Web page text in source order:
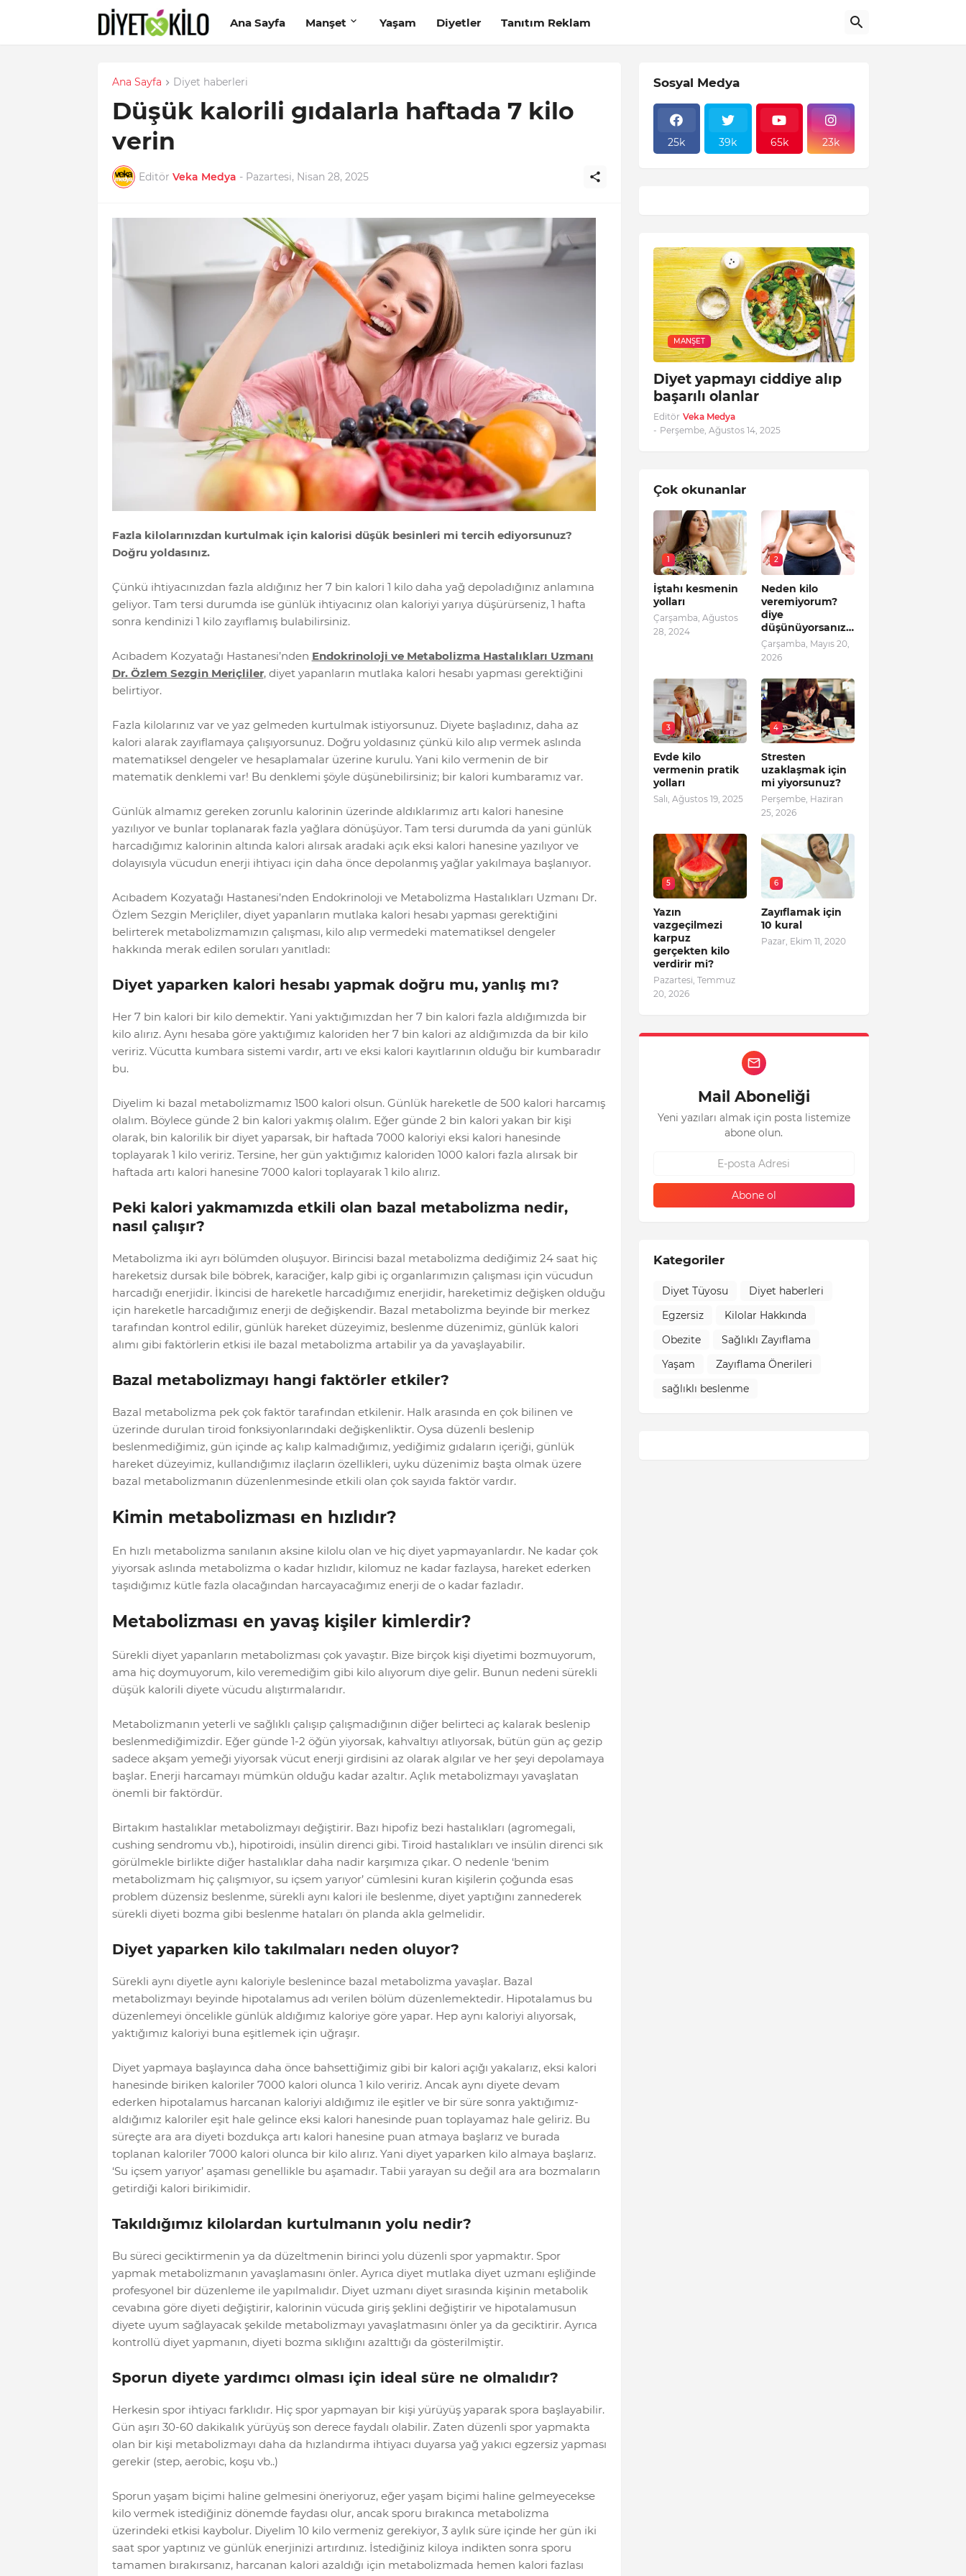
Ana Sayfa Manşet Yaşam Diyetler Tanıtım Reklam
Ana Sayfa Diyet haberleri
Düşük kalorili gıdalarla haftada 7 kilo
verin
Editör Veka Medya - Pazartesi, Nisan 28, 2025
Fazla kilolarınızdan kurtulmak için kalorisi düşük besinleri mi tercih ediyorsunuz?
Doğru yoldasınız.
Çünkü ihtiyacınızdan fazla aldığınız her 7 bin kalori 1 kilo daha yağ depoladığınız anlamına
geliyor. Tam tersi durumda ise günlük ihtiyacınız olan kaloriyi yarıya düşürürseniz, 1 hafta
sonra kendinizi 1 kilo zayıflamış bulabilirsiniz.
Acıbadem Kozyatağı Hastanesi’nden Endokrinoloji ve Metabolizma Hastalıkları Uzmanı
Dr. Özlem Sezgin Meriçliler, diyet yapanların mutlaka kalori hesabı yapması gerektiğini
belirtiyor.
Fazla kilolarınız var ve yaz gelmeden kurtulmak istiyorsunuz. Diyete başladınız, daha az
kalori alarak zayıflamaya çalışıyorsunuz. Doğru yoldasınız çünkü kilo alıp vermek aslında
matematiksel dengeler ve hesaplamalar üzerine kurulu. Yani kilo vermenin de bir
matematik denklemi var! Bu denklemi şöyle düşünebilirsiniz; bir kalori kumbaramız var.
Günlük almamız gereken zorunlu kalorinin üzerinde aldıklarımız artı kalori hanesine
yazılıyor ve bunlar toplanarak fazla yağlara dönüşüyor. Tam tersi durumda da yani günlük
harcadığımız kalorinin altında kalori alırsak aradaki açık eksi kalori hanesine yazılıyor ve
dolayısıyla vücudun enerji ihtiyacı için daha önce depolanmış yağlar yakılmaya başlanıyor.
Acıbadem Kozyatağı Hastanesi’nden Endokrinoloji ve Metabolizma Hastalıkları Uzmanı Dr.
Özlem Sezgin Meriçliler, diyet yapanların mutlaka kalori hesabı yapması gerektiğini
belirterek metabolizmamızın çalışması, kilo alıp vermedeki matematiksel dengeler
hakkında merak edilen soruları yanıtladı:
Diyet yaparken kalori hesabı yapmak doğru mu, yanlış mı?
Her 7 bin kalori bir kilo demektir. Yani yaktığımızdan her 7 bin kalori fazla aldığımızda bir
kilo alırız. Aynı hesaba göre yaktığımız kaloriden her 7 bin kalori az aldığımızda da bir kilo
veririz. Vücutta kumbara sistemi vardır, artı ve eksi kalori kayıtlarının olduğu bir kumbaradır
bu.
Diyelim ki bazal metabolizmamız 1500 kalori olsun. Günlük hareketle de 500 kalori harcamış
olalım. Böylece günde 2 bin kalori yakmış olalım. Eğer günde 2 bin kalori yakan bir kişi
olarak, bin kalorilik bir diyet yaparsak, bir haftada 7000 kaloriyi eksi kalori hanesinde
toplayarak 1 kilo veririz. Tersine, her gün yaktığımız kaloriden 1000 kalori fazla alırsak bir
haftada artı kalori hanesine 7000 kalori toplayarak 1 kilo alırız.
Peki kalori yakmamızda etkili olan bazal metabolizma nedir,
nasıl çalışır?
Metabolizma iki ayrı bölümden oluşuyor. Birincisi bazal metabolizma dediğimiz 24 saat hiç
hareketsiz dursak bile böbrek, karaciğer, kalp gibi iç organlarımızın çalışması için vücudun
harcadığı enerjidir. İkincisi de hareketle harcadığımız enerjidir, hareketimiz değişken olduğu
için hareketle harcadığımız enerji de değişkendir. Bazal metabolizma beyinde bir merkez
tarafından kontrol edilir, günlük hareket düzeyimiz, beslenme düzenimiz, günlük kalori
alımı gibi faktörlerin etkisi ile bazal metabolizma artabilir ya da yavaşlayabilir.
Bazal metabolizmayı hangi faktörler etkiler?
Bazal metabolizma pek çok faktör tarafından etkilenir. Halk arasında en çok bilinen ve
üzerinde durulan tiroid fonksiyonlarındaki değişkenliktir. Oysa düzenli beslenip
beslenmediğimiz, gün içinde aç kalıp kalmadığımız, yediğimiz gıdaların içeriği, günlük
hareket düzeyimiz, kullandığımız ilaçların özellikleri, uyku düzenimiz başta olmak üzere
bazal metabolizmanın düzenlenmesinde etkili olan çok sayıda faktör vardır.
Kimin metabolizması en hızlıdır?
En hızlı metabolizma sanılanın aksine kilolu olan ve hiç diyet yapmayanlardır. Ne kadar çok
yiyorsak aslında metabolizma o kadar hızlıdır, kilomuz ne kadar fazlaysa, hareket ederken
taşıdığımız kütle fazla olacağından harcayacağımız enerji de o kadar fazladır.
Metabolizması en yavaş kişiler kimlerdir?
Sürekli diyet yapanların metabolizması çok yavaştır. Bize birçok kişi diyetimi bozmuyorum,
ama hiç doymuyorum, kilo veremediğim gibi kilo alıyorum diye gelir. Bunun nedeni sürekli
düşük kalorili diyete vücudu alıştırmalarıdır.
Metabolizmanın yeterli ve sağlıklı çalışıp çalışmadığının diğer belirteci aç kalarak beslenip
beslenmediğimizdir. Eğer günde 1-2 öğün yiyorsak, kahvaltıyı atlıyorsak, bütün gün aç gezip
sadece akşam yemeği yiyorsak vücut enerji girdisini az olarak algılar ve her şeyi depolamaya
başlar. Enerji harcamayı mümkün olduğu kadar azaltır. Açlık metabolizmayı yavaşlatan
önemli bir faktördür.
Birtakım hastalıklar metabolizmayı değiştirir. Bazı hipofiz bezi hastalıkları (agromegali,
cushing sendromu vb.), hipotiroidi, insülin direnci gibi. Tiroid hastalıkları ve insülin direnci sık
görülmekle birlikte diğer hastalıklar daha nadir karşımıza çıkar. O nedenle ‘benim
metabolizmam hiç çalışmıyor, su içsem yarıyor’ cümlesini kuran kişilerin çoğunda esas
problem düzensiz beslenme, sürekli aynı kalori ile beslenme, diyet yaptığını zannederek
sürekli diyeti bozma gibi beslenme hataları ön planda akla gelmelidir.
Diyet yaparken kilo takılmaları neden oluyor?
Sürekli aynı diyetle aynı kaloriyle beslenince bazal metabolizma yavaşlar. Bazal
metabolizmayı beyinde hipotalamus adı verilen bölüm düzenlemektedir. Hipotalamus bu
düzenlemeyi öncelikle günlük aldığımız kaloriye göre yapar. Hep aynı kaloriyi alıyorsak,
yaktığımız kaloriyi buna eşitlemek için uğraşır.
Diyet yapmaya başlayınca daha önce bahsettiğimiz gibi bir kalori açığı yakalarız, eksi kalori
hanesinde biriken kaloriler 7000 kalori olunca 1 kilo veririz. Ancak aynı diyete devam
ederken hipotalamus harcanan kaloriyi aldığımız ile eşitler ve bir süre sonra yaktığımız-
aldığımız kaloriler eşit hale gelince eksi kalori hanesinde puan toplayamaz hale geliriz. Bu
süreçte ara ara diyeti bozdukça artı kalori hanesine puan atmaya başlarız ve burada
toplanan kaloriler 7000 kalori olunca bir kilo alırız. Yani diyet yaparken kilo almaya başlarız.
‘Su içsem yarıyor’ aşaması genellikle bu aşamadır. Tabii yarayan su değil ara ara bozmaların
getirdiği kalori birikimidir.
Takıldığımız kilolardan kurtulmanın yolu nedir?
Bu süreci geciktirmenin ya da düzeltmenin birinci yolu düzenli spor yapmaktır. Spor
yapmak metabolizmanın yavaşlamasını önler. Ayrıca diyet mutlaka diyet uzmanı eşliğinde
profesyonel bir düzenleme ile yapılmalıdır. Diyet uzmanı diyet sırasında kişinin metabolik
cevabına göre diyeti değiştirir, kalorinin vücuda giriş şeklini değiştirir ve hipotalamusun
diyete uyum sağlayacak şekilde metabolizmayı yavaşlatmasını önler ya da geciktirir. Ayrıca
kontrollü diyet yapmanın, diyeti bozma sıklığını azalttığı da gösterilmiştir.
Sporun diyete yardımcı olması için ideal süre ne olmalıdır?
Herkesin spor ihtiyacı farklıdır. Hiç spor yapmayan bir kişi yürüyüş yaparak spora başlayabilir.
Gün aşırı 30-60 dakikalık yürüyüş son derece faydalı olabilir. Zaten düzenli spor yapmakta
olan bir kişi metabolizmayı daha da hızlandırma ihtiyacı duyarsa yağ yakıcı egzersiz yapması
gerekir (step, aerobic, koşu vb..)
Sporun yaşam biçimi haline gelmesini öneriyoruz, eğer yaşam biçimi haline gelmeyecekse
kilo vermek istediğiniz dönemde faydası olur, ancak sporu bırakınca metabolizma
üzerindeki etkisi kaybolur. Diyelim 10 kilo vermeniz gerekiyor, 3 aylık süre içinde her gün iki
saat spor yaptınız ve günlük enerjinizi artırdınız. İstediğiniz kiloya indikten sonra sporu
tamamen bırakırsanız, harcanan kalori azaldığı için metabolizmada hemen kalori fazlası
Sosyal Medya
25k 39k 65k 23k
MANŞET
Diyet yapmayı ciddiye alıp
başarılı olanlar
Editör Veka Medya
- Perşembe, Ağustos 14, 2025
Çok okunanlar
1
İştahı kesmenin
yolları
Çarşamba, Ağustos
28, 2024
2
Neden kilo
veremiyorum?
diye
düşünüyorsanız…
Çarşamba, Mayıs 20,
2026
3
Evde kilo
vermenin pratik
yolları
Salı, Ağustos 19, 2025
4
Stresten
uzaklaşmak için
mi yiyorsunuz?
Perşembe, Haziran
25, 2026
5
Yazın
vazgeçilmezi
karpuz
gerçekten kilo
verdirir mi?
Pazartesi, Temmuz
20, 2026
6
Zayıflamak için
10 kural
Pazar, Ekim 11, 2020
Mail Aboneliği
Yeni yazıları almak için posta listemize
abone olun.
Kategoriler
Diyet Tüyosu
Diyet haberleri
Egzersiz
Kilolar Hakkında
Obezite
Sağlıklı Zayıflama
Yaşam
Zayıflama Önerileri
sağlıklı beslenme